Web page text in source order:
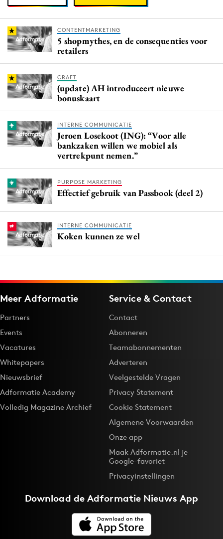
CONTENTMARKETING
5 shopmythes, en de consequenties voor
retailers
CRAFT
(update) AH introduceert nieuwe
bonuskaart
INTERNE COMMUNICATIE
Jeroen Losekoot (ING): “Voor alle
bankzaken willen we mobiel als
vertrekpunt nemen.”
PURPOSE MARKETING
Effectief gebruik van Passbook (deel 2)
INTERNE COMMUNICATIE
Koken kunnen ze wel
Meer Adformatie
Partners
Events
Vacatures
Whitepapers
Nieuwsbrief
Adformatie Academy
Volledig Magazine Archief
Service & Contact
Contact
Abonneren
Teamabonnementen
Adverteren
Veelgestelde Vragen
Privacy Statement
Cookie Statement
Algemene Voorwaarden
Onze app
Maak Adformatie.nl je
Google-favoriet
Privacyinstellingen
Download deAdformatie Nieuws App